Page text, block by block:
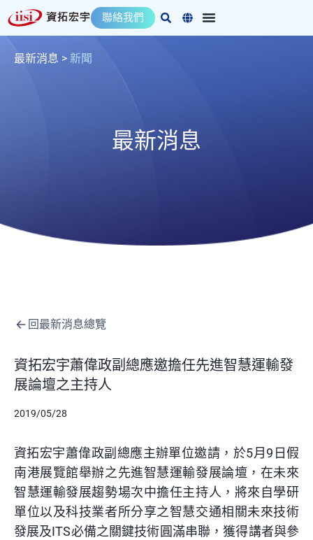
至
主
聯絡我們
最新消息 > 新聞
最新消息
回最新消息總覽
資拓宏宇蕭偉政副總應邀擔任先進智慧運輸發
展論壇之主持人
2019/05/28
資拓宏宇蕭偉政副總應主辦單位邀請，於5月9日假
南港展覽館舉辦之先進智慧運輸發展論壇，在未來
智慧運輸發展趨勢場次中擔任主持人，將來自學研
單位以及科技業者所分享之智慧交通相關未來技術
發展及ITS必備之關鍵技術圓滿串聯，獲得講者與參